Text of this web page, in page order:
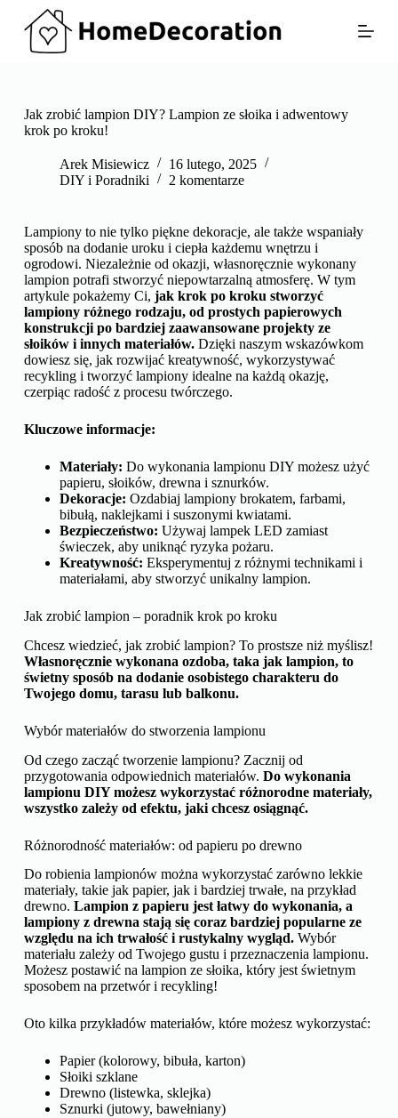
d
Jak zrobić lampion DIY? Lampion ze słoika i adwentowy
krok po kroku!
Arek Misiewicz
16 lutego, 2025
DIY i Poradniki
2 komentarze
Lampiony to nie tylko piękne dekoracje, ale także wspaniały
sposób na dodanie uroku i ciepła każdemu wnętrzu i
ogrodowi. Niezależnie od okazji, własnoręcznie wykonany
lampion potrafi stworzyć niepowtarzalną atmosferę. W tym
artykule pokażemy Ci, jak krok po kroku stworzyć
lampiony różnego rodzaju, od prostych papierowych
konstrukcji po bardziej zaawansowane projekty ze
słoików i innych materiałów.Dzięki naszym wskazówkom
dowiesz się, jak rozwijać kreatywność, wykorzystywać
recykling i tworzyć lampiony idealne na każdą okazję,
czerpiąc radość z procesu twórczego.
Kluczowe informacje:
Materiały: Do wykonania lampionu DIY możesz użyć
papieru, słoików, drewna i sznurków.
Dekoracje: Ozdabiaj lampiony brokatem, farbami,
bibułą, naklejkami i suszonymi kwiatami.
Bezpieczeństwo: Używaj lampek LED zamiast
świeczek, aby uniknąć ryzyka pożaru.
Kreatywność: Eksperymentuj z różnymi technikami i
materiałami, aby stworzyć unikalny lampion.
Jak zrobić lampion – poradnik krok po kroku
Chcesz wiedzieć, jak zrobić lampion? To prostsze niż myślisz!
Własnoręcznie wykonana ozdoba, taka jak lampion, to
świetny sposób na dodanie osobistego charakteru do
Twojego domu, tarasu lub balkonu.
Wybór materiałów do stworzenia lampionu
Od czego zacząć tworzenie lampionu? Zacznij od
przygotowania odpowiednich materiałów. Do wykonania
lampionu DIY możesz wykorzystać różnorodne materiały,
wszystko zależy od efektu, jaki chcesz osiągnąć.
Różnorodność materiałów: od papieru po drewno
Do robienia lampionów można wykorzystać zarówno lekkie
materiały, takie jak papier, jak i bardziej trwałe, na przykład
drewno. Lampion z papieru jest łatwy do wykonania, a
lampiony z drewna stają się coraz bardziej popularne ze
względu na ich trwałość i rustykalny wygląd.Wybór
materiału zależy od Twojego gustu i przeznaczenia lampionu.
Możesz postawić na lampion ze słoika, który jest świetnym
sposobem na przetwór i recykling!
Oto kilka przykładów materiałów, które możesz wykorzystać:
Papier (kolorowy, bibuła, karton)
Słoiki szklane
Drewno (listewka, sklejka)
Sznurki (jutowy, bawełniany)